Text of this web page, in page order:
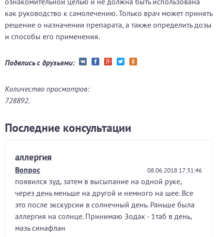
как руководство к самолечению. Только врач может принять
решение о назначении препарата, а также определить дозы
и способы его применения.
Поделись с друзьями:
Количество просмотров:
728892.
Последние консультации
аллергия
Вопрос 08.06.2018 17:31:46
появился зуд, затем в высыпание на одной руке,
через день меньше на другой и немного на шее. Все
это после экскурсии в солнечный день. Раньше была
аллергия на солнце. Принимаю Зодак - 1таб в день,
мазь синафлан